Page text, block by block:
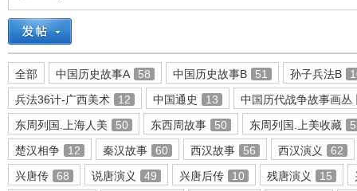
连
环
» › ›
全部 中国历史故事A 58 中国历史故事B 51 孙子兵法B
兵法36计-广西美术
12 中国通史 13
中国历代战争故事画丛
东周列国.上海人美
50 东西周故事 50 东周列国.上美收藏
楚汉相争
12 秦汉故事 60 西汉故事 56 西汉演义
62
兴唐传
68 说唐演义 49 兴唐后传 10 残唐演义 15